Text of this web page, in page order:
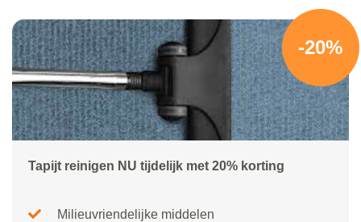
-20%
Tapijt reinigen NU tijdelijk met 20% korting
Milieuvriendelijke middelen